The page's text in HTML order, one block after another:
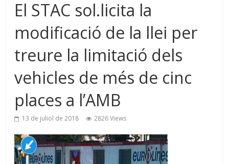
El STAC sol.licita la
modificació de la llei per
treure la limitació dels
vehicles de més de cinc
places a l’AMB
13 de juliol de 2018 2826 Views